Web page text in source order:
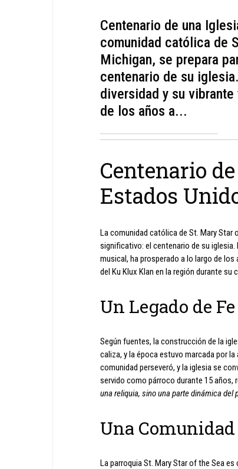
Centenario de una
comunidad católica de
Michigan, se prepara
centenario de su
diversidad y su
de los años a...
Centenario
Estados
La comunidad católica de St. Mary Star
significativo: el centenario de su
musical, ha prosperado a lo largo de
del Ku Klux Klan en la región durante su
Un Legado de
Según fuentes, la construcción de la
caliza, y la época estuvo marcada por
comunidad perseveró, y la iglesia se
servido como párroco durante 15 años,
una reliquia, sino una parte dinámica del
Una
La parroquia St. Mary Star of the Sea